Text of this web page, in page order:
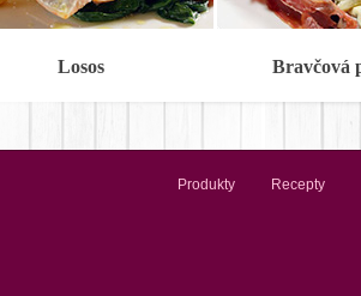
Losos Bravčová
Produkty Recepty